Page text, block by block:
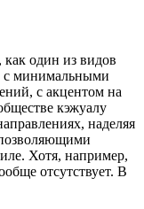
как один из видов
с минимальными
с акцентом на
кэжуалу
наделяя
Хотя, например,
отсутствует. В